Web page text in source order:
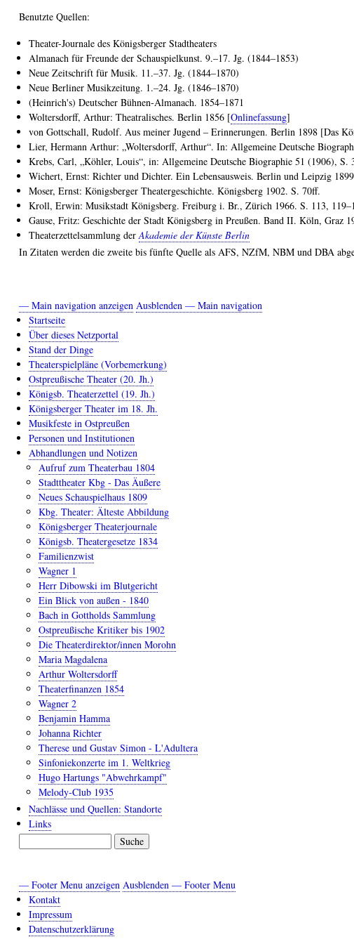
Benutzte Quellen:
Theater-Journale des Königsberger Stadtheaters
Almanach für Freunde der Schauspielkunst. 9.–17. Jg. (1844–1853)
Neue Zeitschrift für Musik. 11.–37. Jg. (1844–1870)
Neue Berliner Musikzeitung. 1.–24. Jg. (1846–1870)
(Heinrich's) Deutscher Bühnen-Almanach. 1854–1871
Woltersdorff, Arthur: Theatralisches. Berlin 1856 [Onlinefassung]
von Gottschall, Rudolf. Aus meiner Jugend – Erinnerungen. Berlin 1898 [Das
Lier, Hermann Arthur: „Woltersdorff, Arthur“. In: Allgemeine Deutsche
Krebs, Carl, „Köhler, Louis“, in: Allgemeine Deutsche Biographie 51 (1906), S.
Wichert, Ernst: Richter und Dichter. Ein Lebensausweis. Berlin und Leipzig
Moser, Ernst: Königsberger Theatergeschichte. Königsberg 1902. S. 70ff.
Kroll, Erwin: Musikstadt Königsberg. Freiburg i. Br., Zürich 1966. S. 113,
Gause, Fritz: Geschichte der Stadt Königsberg in Preußen. Band II. Köln, Graz
Theaterzettelsammlung der Akademie der Künste Berlin
In Zitaten werden die zweite bis fünfte Quelle als AFS, NZfM, NBM und DBA
Main
navigation
— Main navigation anzeigen Ausblenden — Main navigation
Startseite
Über dieses Netzportal
Stand der Dinge
Theaterspielpläne (Vorbemerkung)
Ostpreußische Theater (20. Jh.)
Königsb. Theaterzettel (19. Jh.)
Königsberger Theater im 18. Jh.
Musikfeste in Ostpreußen
Personen und Institutionen
Abhandlungen und Notizen
Aufruf zum Theaterbau 1804
Stadttheater Kbg - Das Äußere
Neues Schauspielhaus 1809
Kbg. Theater: Älteste Abbildung
Königsberger Theaterjournale
Königsb. Theatergesetze 1834
Familienzwist
Wagner 1
Herr Dibowski im Blutgericht
Ein Blick von außen - 1840
Bach in Gottholds Sammlung
Ostpreußische Kritiker bis 1902
Die Theaterdirektor/innen Morohn
Maria Magdalena
Arthur Woltersdorff
Theaterfinanzen 1854
Wagner 2
Benjamin Hamma
Johanna Richter
Therese und Gustav Simon - L'Adultera
Sinfoniekonzerte im 1. Weltkrieg
Hugo Hartungs "Abwehrkampf"
Melody-Club 1935
Nachlässe und Quellen: Standorte
Links
Footer
Menu
— Footer Menu anzeigen Ausblenden — Footer Menu
Kontakt
Impressum
Datenschutzerklärung